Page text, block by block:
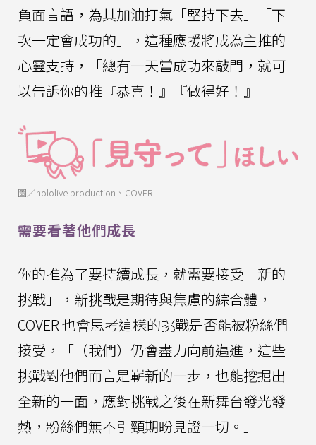
負面言語，為其加油打氣「堅持下去」「下
次一定會成功的」，這種應援將成為主推的
心靈支持，「總有一天當成功來敲門，就可
以告訴你的推『恭喜！』『做得好！』」
圖／hololive production、COVER
需要看著他們成長
你的推為了要持續成長，就需要接受「新的
挑戰」，新挑戰是期待與焦慮的綜合體，
COVER 也會思考這樣的挑戰是否能被粉絲們
接受，「（我們）仍會盡力向前邁進，這些
挑戰對他們而言是嶄新的一步，也能挖掘出
全新的一面，應對挑戰之後在新舞台發光發
熱，粉絲們無不引頸期盼見證一切。」